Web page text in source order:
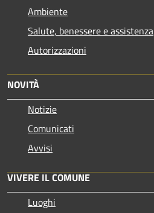
Ambiente
Salute, benessere e assistenza
Autorizzazioni
NOVITÀ
Notizie
Comunicati
Avvisi
VIVERE IL COMUNE
Luoghi